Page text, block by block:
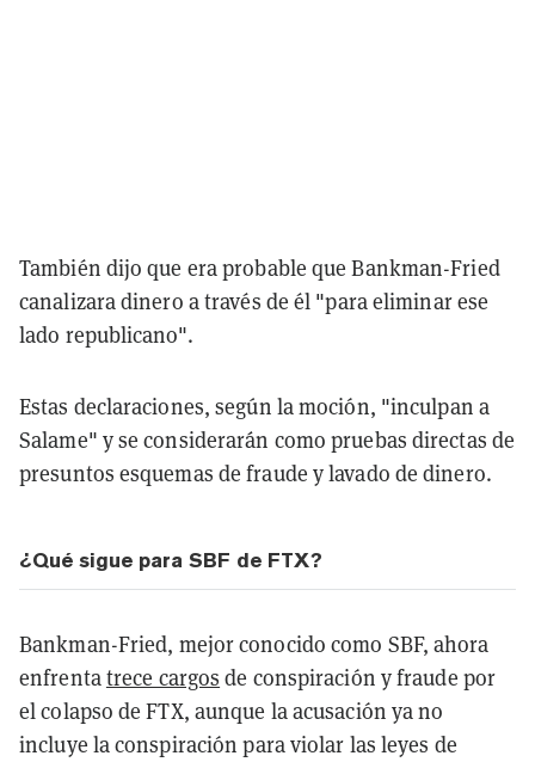
También dijo que era probable que Bankman-Fried
canalizara dinero a través de él "para eliminar ese
lado republicano".
Estas declaraciones, según la moción, "inculpan a
Salame" y se considerarán como pruebas directas de
presuntos esquemas de fraude y lavado de dinero.
¿Qué sigue para SBF de FTX?
Bankman-Fried, mejor conocido como SBF, ahora
enfrentatrece cargos de conspiración y fraude por
el colapso de FTX, aunque la acusación ya no
incluye la conspiración para violar las leyes de